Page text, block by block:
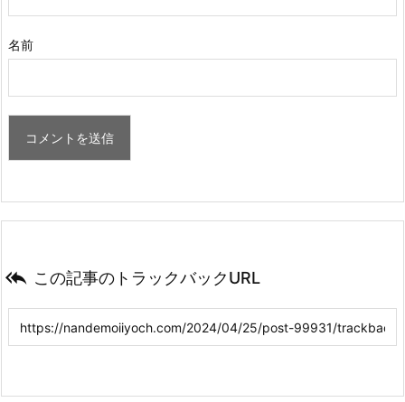
名前
 この記事のトラックバックURL